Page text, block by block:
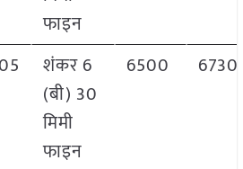
फाइन
शंकर 6
(बी) 30
मिमी
फाइन
6500 6730